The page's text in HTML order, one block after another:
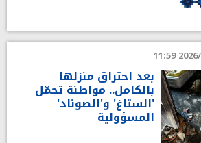
2026/
بعد احتراق منزلها
بالكامل.. مواطنة تحمّل
'الستاغ' و'الصوناد'
المسؤولية